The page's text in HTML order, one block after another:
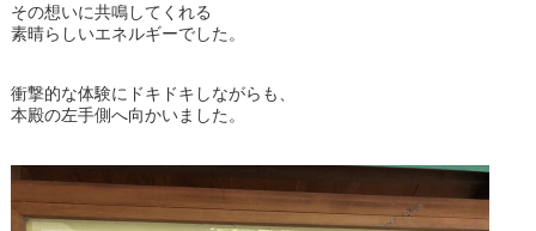
その想いに共鳴してくれる
素晴らしいエネルギーでした。
衝撃的な体験にドキドキしながらも、
本殿の左手側へ向かいました。